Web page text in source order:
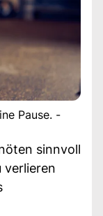
Pause. -
sinnvoll
verlieren